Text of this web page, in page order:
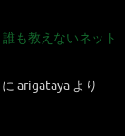
誰も教えないネット
に arigataya より